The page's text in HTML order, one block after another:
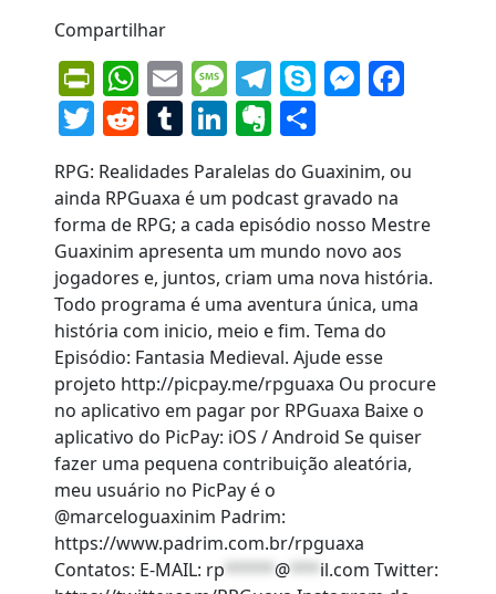
Compartilhar
PrintFriendly
WhatsApp
EmailMessage
Telegram
Skype
Twitter
Reddit
Tumblr
LinkedIn
Evernote
RPG: Realidades Paralelas do Guaxinim, ou
ainda RPGuaxa é um podcast gravado na
forma de RPG; a cada episódio nosso Mestre
Guaxinim apresenta um mundo novo aos
jogadores e, juntos, criam uma nova história.
Todo programa é uma aventura única, uma
história com inicio, meio e fim. Tema do
Episódio: Fantasia Medieval. Ajude esse
projeto http://picpay.me/rpguaxa Ou procure
no aplicativo em pagar por RPGuaxa Baixe o
aplicativo do PicPay: iOS / Android Se quiser
fazer uma pequena contribuição aleatória,
meu usuário no PicPay é o
@marceloguaxinim Padrim:
https://www.padrim.com.br/rpguaxa
Contatos: E-MAIL: rp ***** @*** il.com Twitter: